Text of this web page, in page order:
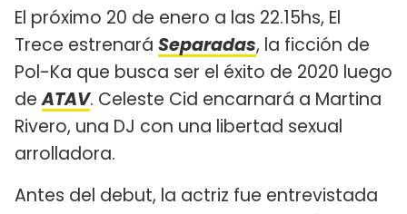
El próximo 20 de enero a las 22.15hs, El
Trece estrenará Separadas, la ficción de
Pol-Ka que busca ser el éxito de 2020 luego
deATAV. Celeste Cid encarnará a Martina
Rivero, una DJ con una libertad sexual
arrolladora.
Antes del debut, la actriz fue entrevistada